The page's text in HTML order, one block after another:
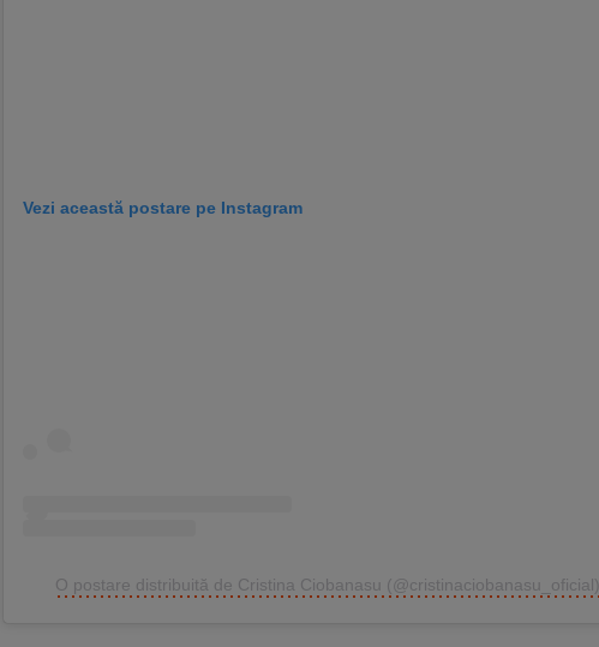
Vezi această postare pe Instagram
O postare distribuită de Cristina Ciobanasu (@cristinaciobanasu_oficial)